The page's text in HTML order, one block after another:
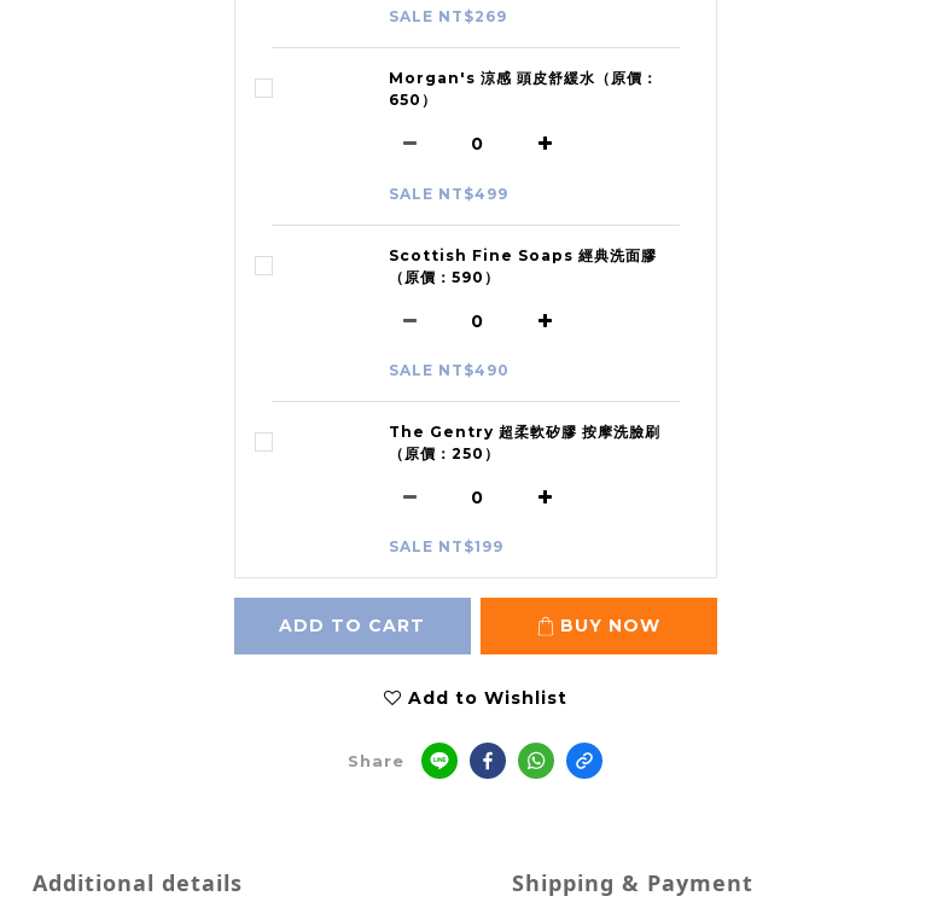
SALE NT$269
Morgan's 涼感 頭皮舒緩水（原價：
650）
SALE NT$499
Scottish Fine Soaps 經典洗面膠
（原價：590）
SALE NT$490
The Gentry 超柔軟矽膠 按摩洗臉刷
（原價：250）
SALE NT$199
ADD TO CART BUY NOW
Add to Wishlist
Share
Additional details Shipping & Payment